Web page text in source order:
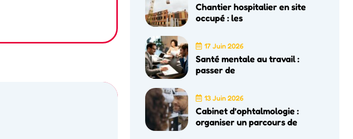
Chantier hospitalier en site
occupé : les
17 Juin 2026
Santé mentale au travail :
passer de
13 Juin 2026
Cabinet d’ophtalmologie :
organiser un parcours de